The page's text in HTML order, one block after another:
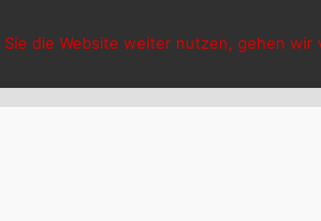
die Website weiter nutzen, gehen wir